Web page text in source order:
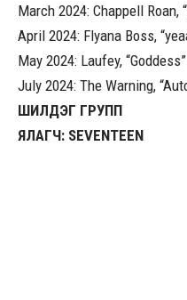
March 2024: Chappell Roan,
April 2024: Flyana Boss,
May 2024: Laufey, “Goddess”
July 2024: The Warning,
ШИЛДЭГ ГРУПП
ЯЛАГЧ: SEVENTEEN